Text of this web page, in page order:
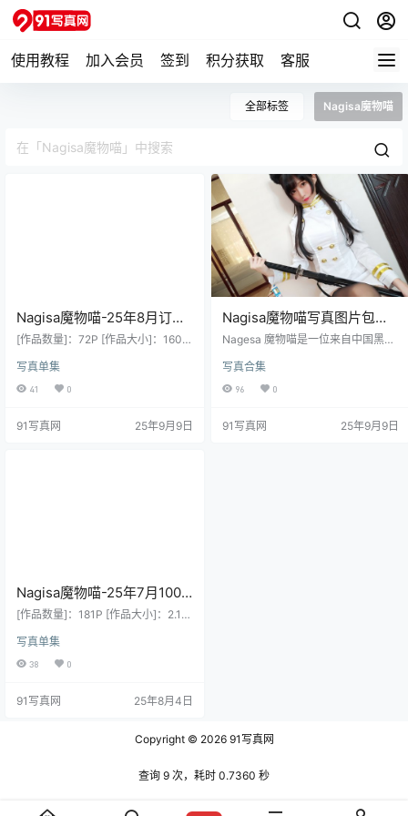
使用教程 加入会员 签到 积分获取 客服
全部标签 Nagisa魔物喵
Nagisa魔物喵-25年8月订阅
夏の小川[Cosplay]
[作品数量]：72P [作品大小]：160M
缩 无本站水印 [作品格式]：7z格式
或7z分卷双层压缩 建议使用7z软件
解压 [下载方式]：度盘储存 请勿在线
写真单集
41 0
91写真网 25年9月9日
Nagisa魔物喵写真图片包合
集[Cosplay][持续更新]
Nagesa 魔物喵是一位来自中国黑龙
本信息：出生于 1999 年，身高约 16
5cm，体重 90 斤左右。 个人特点：
性格活泼开朗、善解人意。她长相甜
可爱，身材娇小且比例出众。 职业
写真合集
96 0
91写真网 25年9月9日
Nagisa魔物喵-25年7月1000
日元订阅【Cosplay】
[作品数量]：181P [作品大小]：2.19
压缩 无本站水印 [作品格式]：7z格
式或7z分卷双层压缩 建议使用7z软
写真单集
38 0
91写真网 25年8月4日
Copyright © 202691写真网
查询 9 次，耗时 0.7360 秒